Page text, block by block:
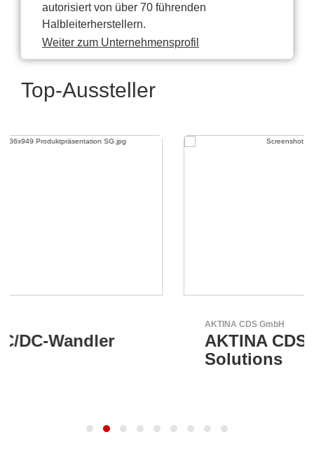
autorisiert von über 70 führenden
Halbleiterherstellern.
Weiter zum Unternehmensprofil
Top-Aussteller
AKTINA CDS - Supply Chain